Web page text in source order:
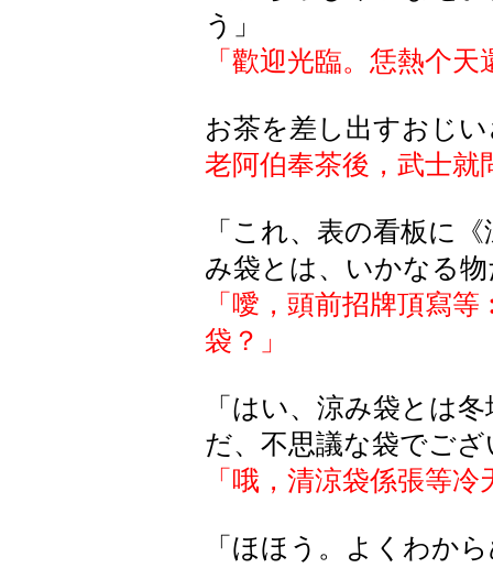
う」
「歡迎光臨。恁熱个天
お茶を差し出すおじ
老阿伯奉茶後，武士就
「これ、表の看板に
み袋とは、いかなる
「噯，頭前招牌頂寫
袋？」
「はい、涼み袋とは
だ、不思議な袋でご
「哦，清涼袋係張等
「ほほう。よくわか